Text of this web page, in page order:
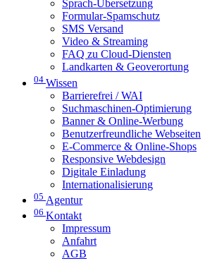
Sprach-Übersetzung
Formular-Spamschutz
SMS Versand
Video & Streaming
FAQ zu Cloud-Diensten
Landkarten & Geoverortung
04 Wissen
Barrierefrei / WAI
Suchmaschinen-Optimierung
Banner & Online-Werbung
Benutzerfreundliche Webseiten
E-Commerce & Online-Shops
Responsive Webdesign
Digitale Einladung
Internationalisierung
05 Agentur
06 Kontakt
Impressum
Anfahrt
AGB